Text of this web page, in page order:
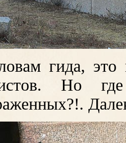
гида, это
Но